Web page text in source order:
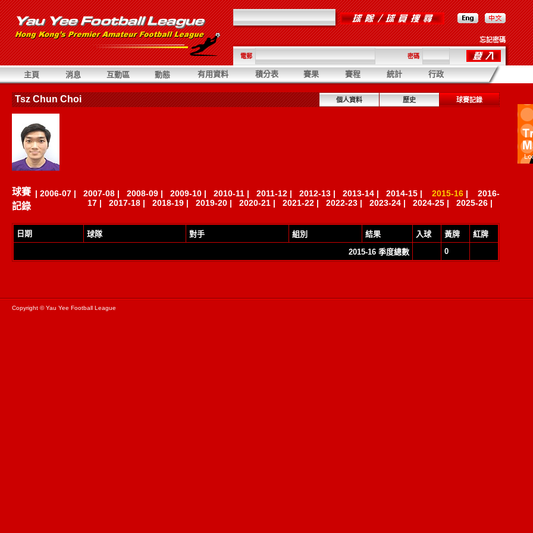
忘記密碼
電郵 密碼
主頁 消息 互動區 動態 有用資料 積分表 賽果 賽程 統計 行政
Tsz Chun Choi 個人資料 歷史 球賽記錄
球賽
記錄
| 2006-07 | 2007-08 | 2008-09 | 2009-10 | 2010-11 | 2011-12 | 2012-13 | 2013-14 | 2014-15 | 2015-16 | 2016-
17 | 2017-18 | 2018-19 | 2019-20 | 2020-21 | 2021-22 | 2022-23 | 2023-24 | 2024-25 | 2025-26 |
日期 球隊 對手 組別 結果 入球 黃牌
紅牌
2015-16 季度總數
0
Copyright © Yau Yee Football League